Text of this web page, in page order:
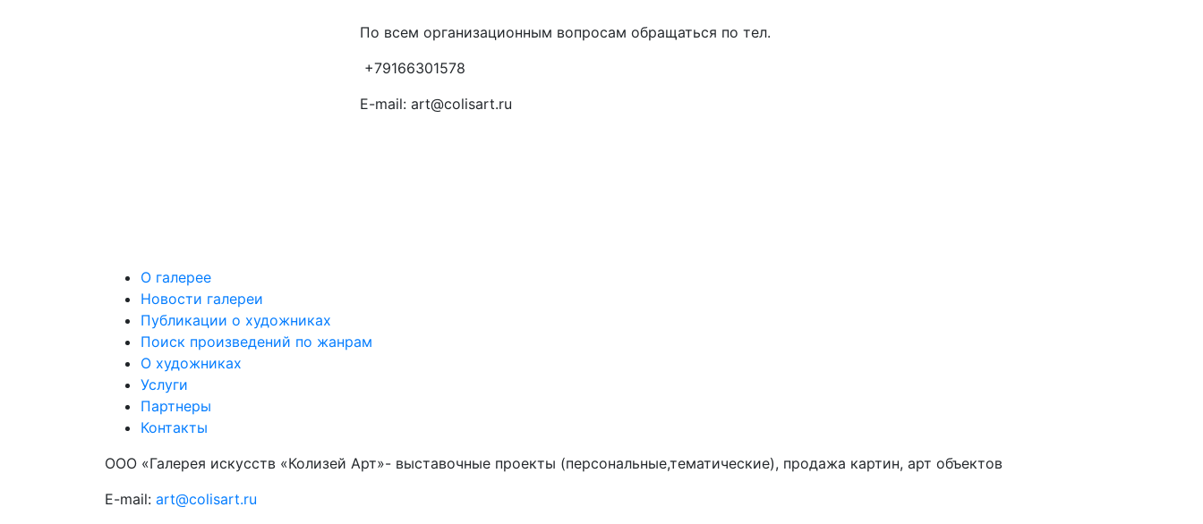
По всем организационным вопросам обращаться по тел.
+79166301578
E-mail: art@colisart.ru
О галерее
Новости галереи
Публикации о художниках
Поиск произведений по жанрам
О художниках
Услуги
Партнеры
Контакты
ООО «Галерея искусств «Колизей Арт»- выставочные проекты (персональные,тематические), продажа картин, арт объектов
E-mail: art@colisart.ru